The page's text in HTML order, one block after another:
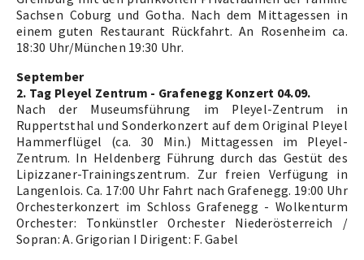
Sachsen Coburg und Gotha. Nach dem Mittagessen in
einem guten Restaurant Rückfahrt. An Rosenheim ca.
18:30 Uhr/München 19:30 Uhr.
September
2. Tag Pleyel Zentrum - Grafenegg Konzert 04.09.
Nach der Museumsführung im Pleyel-Zentrum in
Ruppertsthal und Sonderkonzert auf dem Original Pleyel
Hammerflügel (ca. 30 Min.) Mittagessen im Pleyel-
Zentrum. In Heldenberg Führung durch das Gestüt des
Lipizzaner-Trainingszentrum. Zur freien Verfügung in
Langenlois. Ca. 17:00 Uhr Fahrt nach Grafenegg. 19:00 Uhr
Orchesterkonzert im Schloss Grafenegg - Wolkenturm
Orchester: Tonkünstler Orchester Niederösterreich /
Sopran: A. Grigorian I Dirigent: F. Gabel